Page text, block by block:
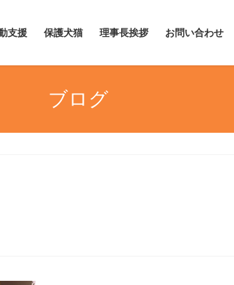
支援 保護犬猫 理事長挨拶 お問い合わせ
ブログ